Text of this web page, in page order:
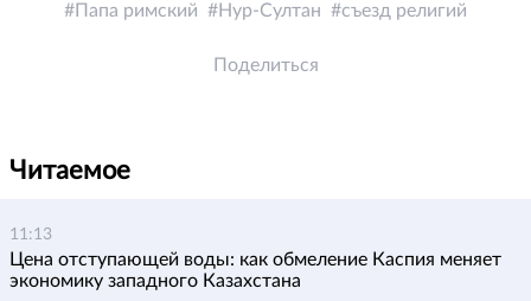
Папа римский Нур-Султан съезд религий
Поделиться
Читаемое
11:13
Цена отступающей воды: как обмеление Каспия меняет
экономику западного Казахстана